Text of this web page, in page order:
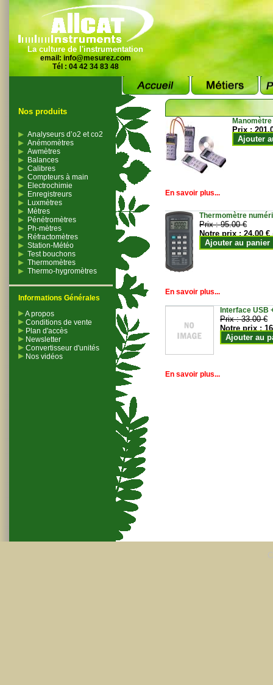
La culture de l'instrumentation
email: info@mesurez.com
Tél : 04 42 34 83 48
Nos produits
Analyseurs d’o2 et co2
Anémomètres
Awmètres
Balances
Calibres
Compteurs à main
Electrochimie
Enregistreurs
Luxmètres
Mètres
Pénétromètres
Ph-mètres
Réfractomètres
Station-Météo
Test bouchons
Thermomètres
Thermo-hygromètres
Informations Générales
A propos
Conditions de vente
Plan d'accès
Newsletter
Convertisseur d'unités
Nos vidéos
Prix :
Ajouter
En savoir plus...
Thermomètre
Prix :95.00 €
Notre prix :24.00 €
Ajouter au panier
En savoir plus...
Interface USB
Prix :33.00 €
Notre prix :
Ajouter au
En savoir plus...